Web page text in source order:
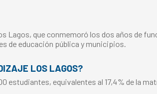
Lagos, que conmemoró los dos años de
de educación pública y municipios.
LOS LAGOS?
estudiantes, equivalentes al 17,4% de la